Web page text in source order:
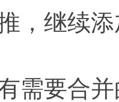
继续添
要合并